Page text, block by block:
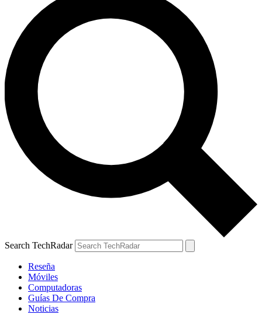
Search TechRadar
Reseña
Móviles
Computadoras
Guías De Compra
Noticias